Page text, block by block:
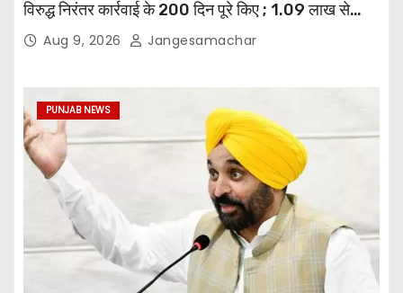
विरुद्ध निरंतर कार्रवाई के 200 दिन पूरे किए ; 1.09 लाख से
अधिक छापेमारियाँ कीं, 1,532 घोषित अपराधी गिरफ़्तार किए
Aug 9, 2026 Jangesamachar
PUNJAB NEWS